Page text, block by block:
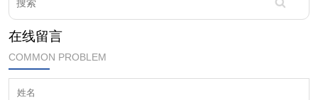
在线留言
COMMON PROBLEM